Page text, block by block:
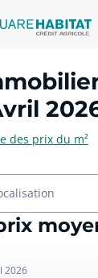
des prix du m²
2026